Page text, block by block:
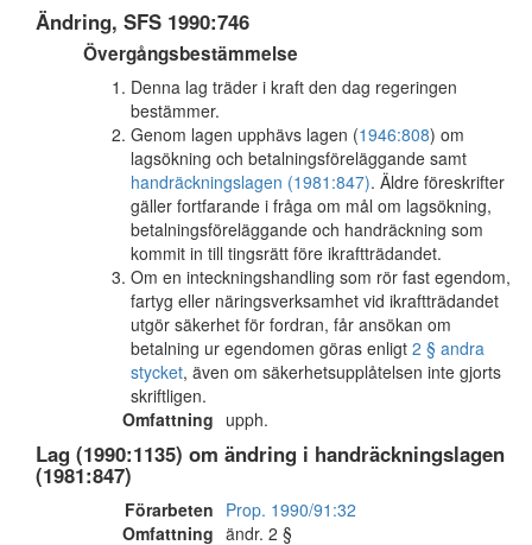
Ändring, SFS 1990:746
Övergångsbestämmelse
Denna lag träder i kraft den dag regeringen
bestämmer.
Genom lagen upphävs lagen (1946:808) om
lagsökning och betalningsföreläggande samt
handräckningslagen (1981:847). Äldre föreskrifter
gäller fortfarande i fråga om mål om lagsökning,
betalningsföreläggande och handräckning som
kommit in till tingsrätt före ikraftträdandet.
Om en inteckningshandling som rör fast egendom,
fartyg eller näringsverksamhet vid ikraftträdandet
utgör säkerhet för fordran, får ansökan om
betalning ur egendomen göras enligt 2 § andra
stycket, även om säkerhetsupplåtelsen inte gjorts
skriftligen.
Omfattning upph.
Lag (1990:1135) om ändring i handräckningslagen
(1981:847)
Förarbeten Prop. 1990/91:32
Omfattning ändr. 2 §